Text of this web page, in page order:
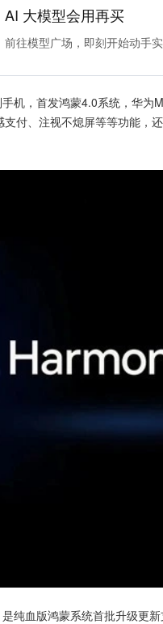
AI 大模型会用再买
前往模型广场，即刻开始动手
机，首发鸿蒙4.0系统，华
付、注视不熄屏等等功能，
纯血版鸿蒙系统首批升级更